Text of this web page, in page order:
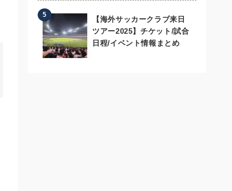
【海外サッカークラブ来日
ツアー2025】チケット/試合
日程/イベント情報まとめ